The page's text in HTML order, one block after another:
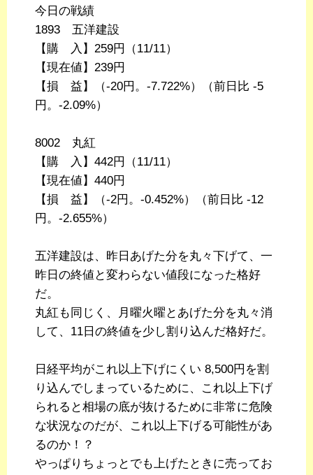
今日の戦績
1893 五洋建設
【購 入】259円（11/11）
【現在値】239円
【損 益】（-20円。-7.722%）（前日比 -5
円。-2.09%）
8002 丸紅
【購 入】442円（11/11）
【現在値】440円
【損 益】（-2円。-0.452%）（前日比 -12
円。-2.655%）
五洋建設は、昨日あげた分を丸々下げて、一
昨日の終値と変わらない値段になった格好
だ。
丸紅も同じく、月曜火曜とあげた分を丸々消
して、11日の終値を少し割り込んだ格好だ。
日経平均がこれ以上下げにくい 8,500円を割
り込んでしまっているために、これ以上下げ
られると相場の底が抜けるために非常に危険
な状況なのだが、これ以上下げる可能性があ
るのか！？
やっぱりちょっとでも上げたときに売ってお